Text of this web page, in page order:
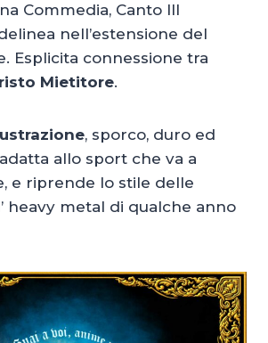
Commedia, Canto III
nell’estensione del
Esplicita connessione tra
Mietitore.
, sporco, duro ed
allo sport che va a
e riprende lo stile delle
heavy metal di qualche anno